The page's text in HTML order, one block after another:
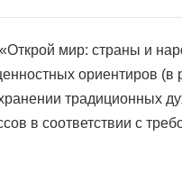
мир: страны и
ориентиров (в
традиционных
в соответствии с